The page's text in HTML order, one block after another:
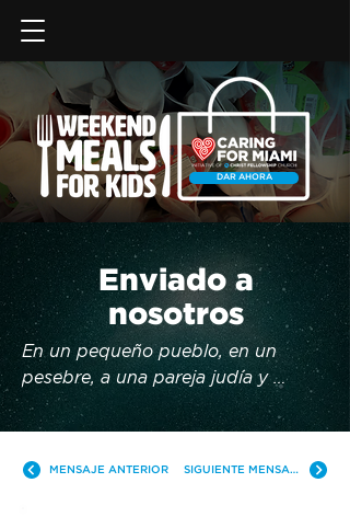
DAR AHORA
Enviado a
nosotros
En un pequeño pueblo, en un
pesebre, a una pareja judía y
pobre, llegó un niño al mundo. Este
bebé no nació en un palacio, pero
por la humanidad, pero Él sostiene
MENSAJE ANTERIOR SIGUIENTE MENSAJE